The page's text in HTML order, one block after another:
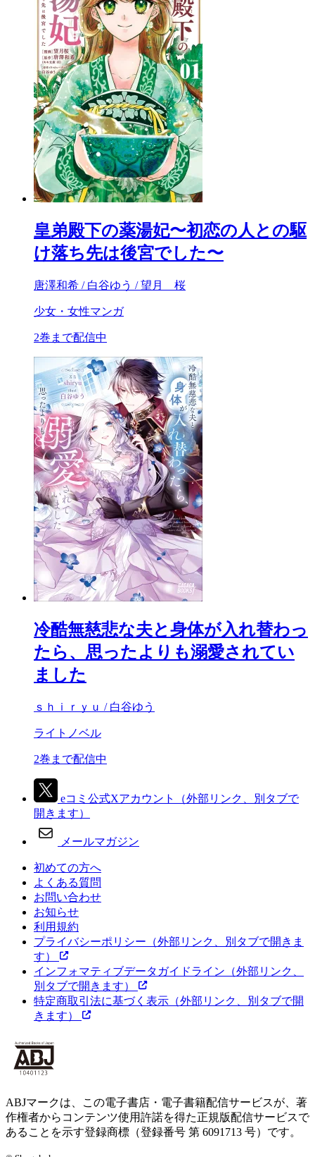
皇弟殿下の薬湯妃〜初恋の人との駆
け落ち先は後宮でした〜
唐澤和希 / 白谷ゆう / 望月 桜
少女・女性マンガ
2巻まで配信中
冷酷無慈悲な夫と身体が入れ替わっ
たら、思ったよりも溺愛されてい
ました
ｓｈｉｒｙｕ / 白谷ゆう
ライトノベル
2巻まで配信中
eコミ公式Xアカウント
（外部リンク、別タブで
開きます）
メールマガジン
初めての方へ
よくある質問
お問い合わせ
お知らせ
利用規約
プライバシーポリシー （外部リンク、別タブで開きま
す）
インフォマティブデータガイドライン （外部リンク、
別タブで開きます）
特定商取引法に基づく表示 （外部リンク、別タブで開
きます）
ABJマークは、この電子書店・電子書籍配信サービスが、著
作権者からコンテンツ使用許諾を得た正規版配信サービスで
あることを示す登録商標（登録番号 第 6091713 号）です。